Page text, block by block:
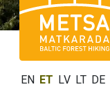
EN ET LV LT DE